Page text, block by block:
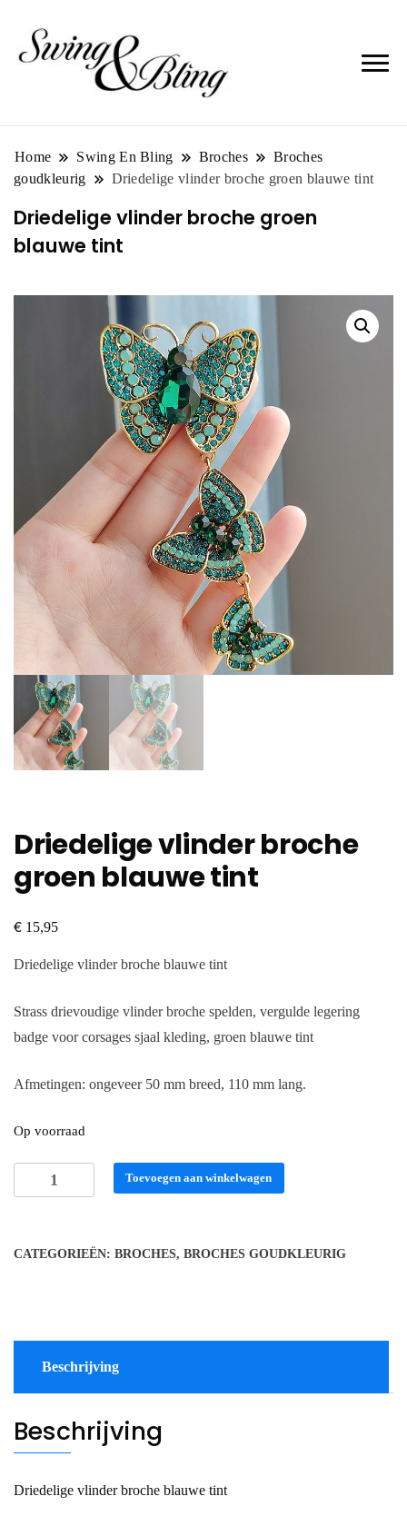
Home Swing En Bling Broches
Broches
goudkleurig
Driedelige vlinder broche groen blauwe tint
Driedelige vlinder broche groen
blauwe tint
Driedelige vlinder broche
groen blauwe tint
€ 15,95
Driedelige vlinder broche blauwe tint
Strass drievoudige vlinder broche spelden, vergulde legering
badge voor corsages sjaal kleding, groen blauwe tint
Afmetingen: ongeveer 50 mm breed, 110 mm lang.
Op voorraad
Driedelige
vlinder
blauwe
Toevoegen aan winkelwagen
CATEGORIEËN: BROCHES, BROCHES GOUDKLEURIG
Beschrijving
Beschrijving
Driedelige vlinder broche blauwe tint